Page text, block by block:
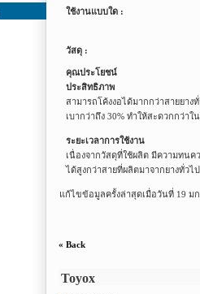
ใช้งานแบบใด :
วัสดุ :
คุณประโยชน์
ประสิทธิภาพ
สามารถโค้งงอได้มากกว่าสายยาง
เบากว่าถึง 30% ทำให้สะดวกกว่าใ
ระยะเวลาการใช้งาน
เนื่องจากวัสดุที่ใช้ผลิต มีความทน
ได้สูงกว่าสายที่ผลิตมาจากยางทั่วไป
แก้ไขข้อมูลครั้งล่าสุดเมื่อวันที่ 19 มก
« Back
Toyox